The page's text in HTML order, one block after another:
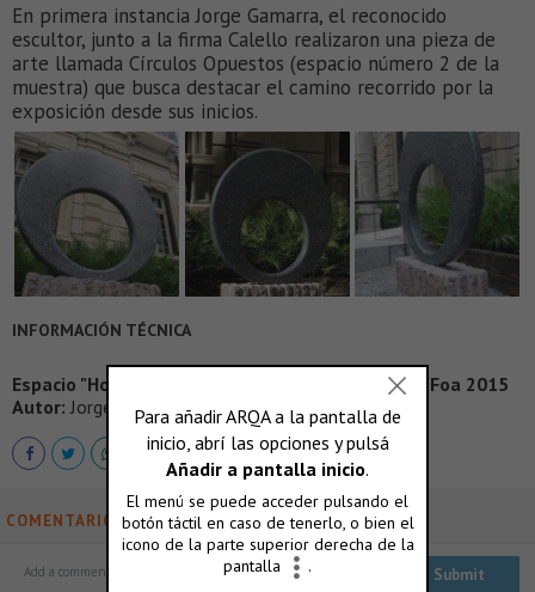
En primera instancia Jorge Gamarra, el reconocido
escultor, junto a la firma Calello realizaron una pieza de
arte llamada Círculos Opuestos (espacio número 2 de la
muestra) que busca destacar el camino recorrido por la
exposición desde sus inicios.
INFORMACIÓN TÉCNICA
Espacio "Homenaje a Casa Foa por Calello", Casa Foa 2015
Autor: Jorge Gamarra
COMENTARIOS